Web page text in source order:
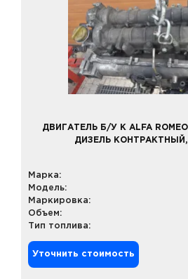
ДВИГАТЕЛЬ Б/У К ALFA
ДИЗЕЛЬ КОНТРАКТНЫЙ,
Марка:
Модель:
Маркировка:
Объем:
Тип топлива:
Уточнить стоимость